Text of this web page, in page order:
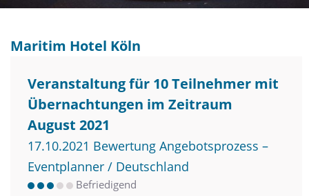
Maritim Hotel Köln
Veranstaltung für 10 Teilnehmer mit
Übernachtungen im Zeitraum
August 2021
17.10.2021 Bewertung Angebotsprozess –
Eventplanner / Deutschland
Befriedigend